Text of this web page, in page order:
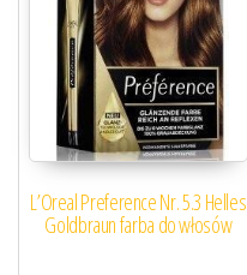
L’Oreal Preference Nr. 5.3 Helles
Goldbraun farba do włosów